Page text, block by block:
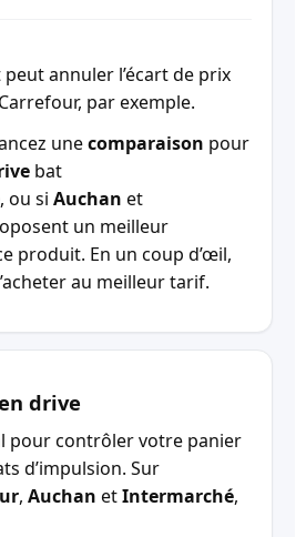
annuler l’écart de prix
par exemple.
unecomparaison pour
bat
, ou si Auchan et
un meilleur
produit. En un coup d’œil,
au meilleur tarif.
drive
pour contrôler votre panier
d’impulsion. Sur
, Auchan etIntermarché,